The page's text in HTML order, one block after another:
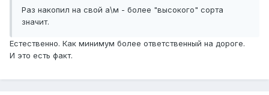
Раз накопил на свой а\м - более "высокого" сорта
значит.
Естественно. Как минимум более ответственный на дороге.
И это есть факт.